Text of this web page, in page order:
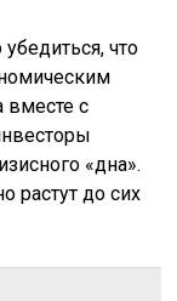
что
с
«дна».
растут до сих